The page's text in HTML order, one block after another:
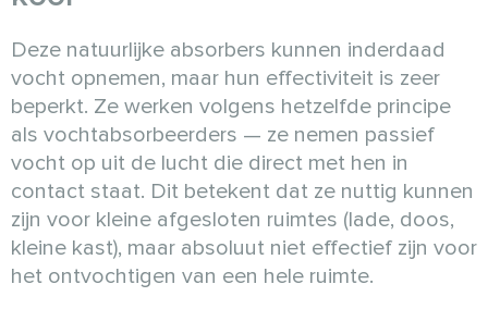
Deze natuurlijke absorbers kunnen inderdaad
vocht opnemen, maar hun effectiviteit is zeer
beperkt. Ze werken volgens hetzelfde principe
als vochtabsorbeerders — ze nemen passief
vocht op uit de lucht die direct met hen in
contact staat. Dit betekent dat ze nuttig kunnen
zijn voor kleine afgesloten ruimtes (lade, doos,
kleine kast), maar absoluut niet effectief zijn voor
het ontvochtigen van een hele ruimte.